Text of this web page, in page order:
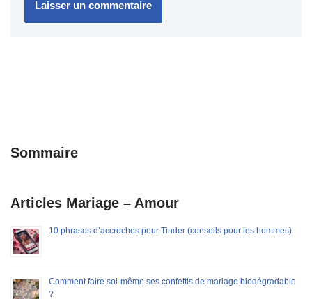
Sommaire
Articles Mariage – Amour
10 phrases d’accroches pour Tinder (conseils pour les hommes)
Comment faire soi-même ses confettis de mariage biodégradable
?